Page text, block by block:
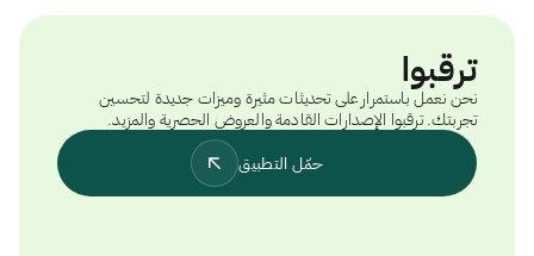
ترقبوا
نحن نعمل باستمرار على تحديثات مثيرة وميزات جديدة لتحسين
تجربتك. ترقبوا الإصدارات القادمة والعروض الحصرية والمزيد.
حمّل التطبيق